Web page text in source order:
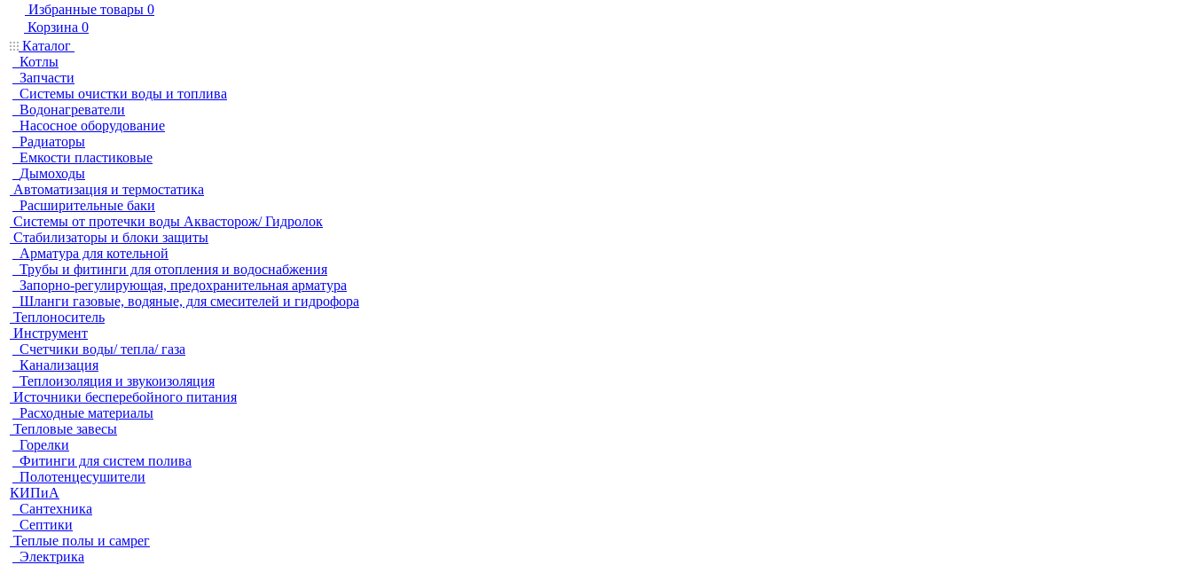
Избранные товары 0
Корзина 0
Каталог
Котлы
Запчасти
Системы очистки воды и топлива
Водонагреватели
Насосное оборудование
Радиаторы
Емкости пластиковые
Дымоходы
Автоматизация и термостатика
Расширительные баки
Системы от протечки воды Аквасторож/ Гидролок
Стабилизаторы и блоки защиты
Арматура для котельной
Трубы и фитинги для отопления и водоснабжения
Запорно-регулирующая, предохранительная арматура
Шланги газовые, водяные, для смесителей и гидрофора
Теплоноситель
Инструмент
Счетчики воды/ тепла/ газа
Канализация
Теплоизоляция и звукоизоляция
Источники бесперебойного питания
Расходные материалы
Тепловые завесы
Горелки
Фитинги для систем полива
Полотенцесушители
КИПиА
Сантехника
Септики
Теплые полы и самрег
Электрика